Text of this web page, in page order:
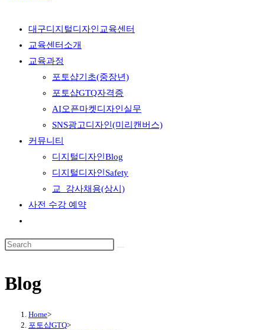
대구디지털디자인교육센터
교육센터소개
교육과정
포토샵기초(중장년)
포토샵GTQ자격증
AI오픈마켓디자인실무
SNS광고디자인(미리캔버스)
커뮤니티
디지털디자인Blog
디지털디자인Safety
교_강사채용(상시)
사전 수강 예약
search
Blog
Home>
포토샵GTQ>